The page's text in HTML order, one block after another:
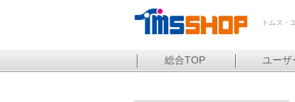
トムス・
総合TOP ユーザ